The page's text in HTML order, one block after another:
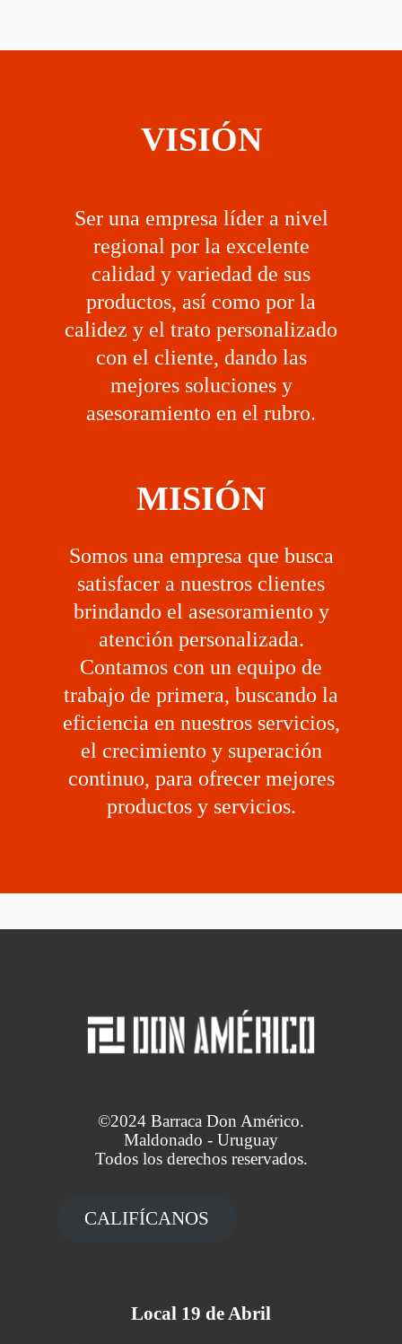
VISIÓN
Ser una empresa líder a nivel
regional por la excelente
calidad y variedad de sus
productos, así como por la
calidez y el trato personalizado
con el cliente, dando las
mejores soluciones y
asesoramiento en el rubro.
MISIÓN
Somos una empresa que busca
satisfacer a nuestros clientes
brindando el asesoramiento y
atención personalizada.
Contamos con un equipo de
trabajo de primera, buscando la
eficiencia en nuestros servicios,
el crecimiento y superación
continuo, para ofrecer mejores
productos y servicios.
©2024 Barraca Don Américo.
Maldonado - Uruguay
Todos los derechos reservados.
CALIFÍCANOS
Local 19 de Abril